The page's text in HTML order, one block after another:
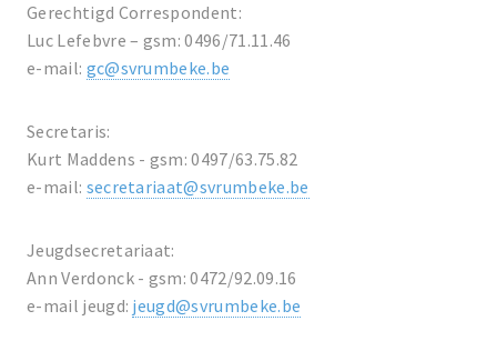
Gerechtigd Correspondent:
Luc Lefebvre – gsm: 0496/71.11.46
e-mail: gc@svrumbeke.be
Secretaris:
Kurt Maddens - gsm: 0497/63.75.82
e-mail: secretariaat@svrumbeke.be
Jeugdsecretariaat:
Ann Verdonck - gsm: 0472/92.09.16
e-mail jeugd: jeugd@svrumbeke.be